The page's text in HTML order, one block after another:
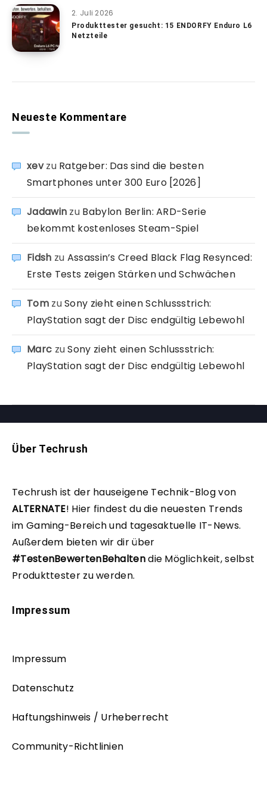
2. Juli 2026
Produkttester gesucht: 15 ENDORFY Enduro L6
Netzteile
Neueste Kommentare
xevzu Ratgeber: Das sind die besten
Smartphones unter 300 Euro [2026]
Jadawin zu Babylon Berlin: ARD-Serie
bekommt kostenloses Steam-Spiel
Fidsh zu Assassin’s Creed Black Flag Resynced:
Erste Tests zeigen Stärken und Schwächen
TomzuSony zieht einen Schlussstrich:
PlayStation sagt der Disc endgültig Lebewohl
Marc zuSony zieht einen Schlussstrich:
PlayStation sagt der Disc endgültig Lebewohl
Über Techrush
Techrush ist der hauseigene Technik-Blog von
ALTERNATE! Hier findest du die neuesten Trends
im Gaming-Bereich und tagesaktuelle IT-News.
Außerdem bieten wir dir über
#TestenBewertenBehaltendie Möglichkeit, selbst
Produkttester zu werden.
Impressum
Impressum
Datenschutz
Haftungshinweis / Urheberrecht
Community-Richtlinien